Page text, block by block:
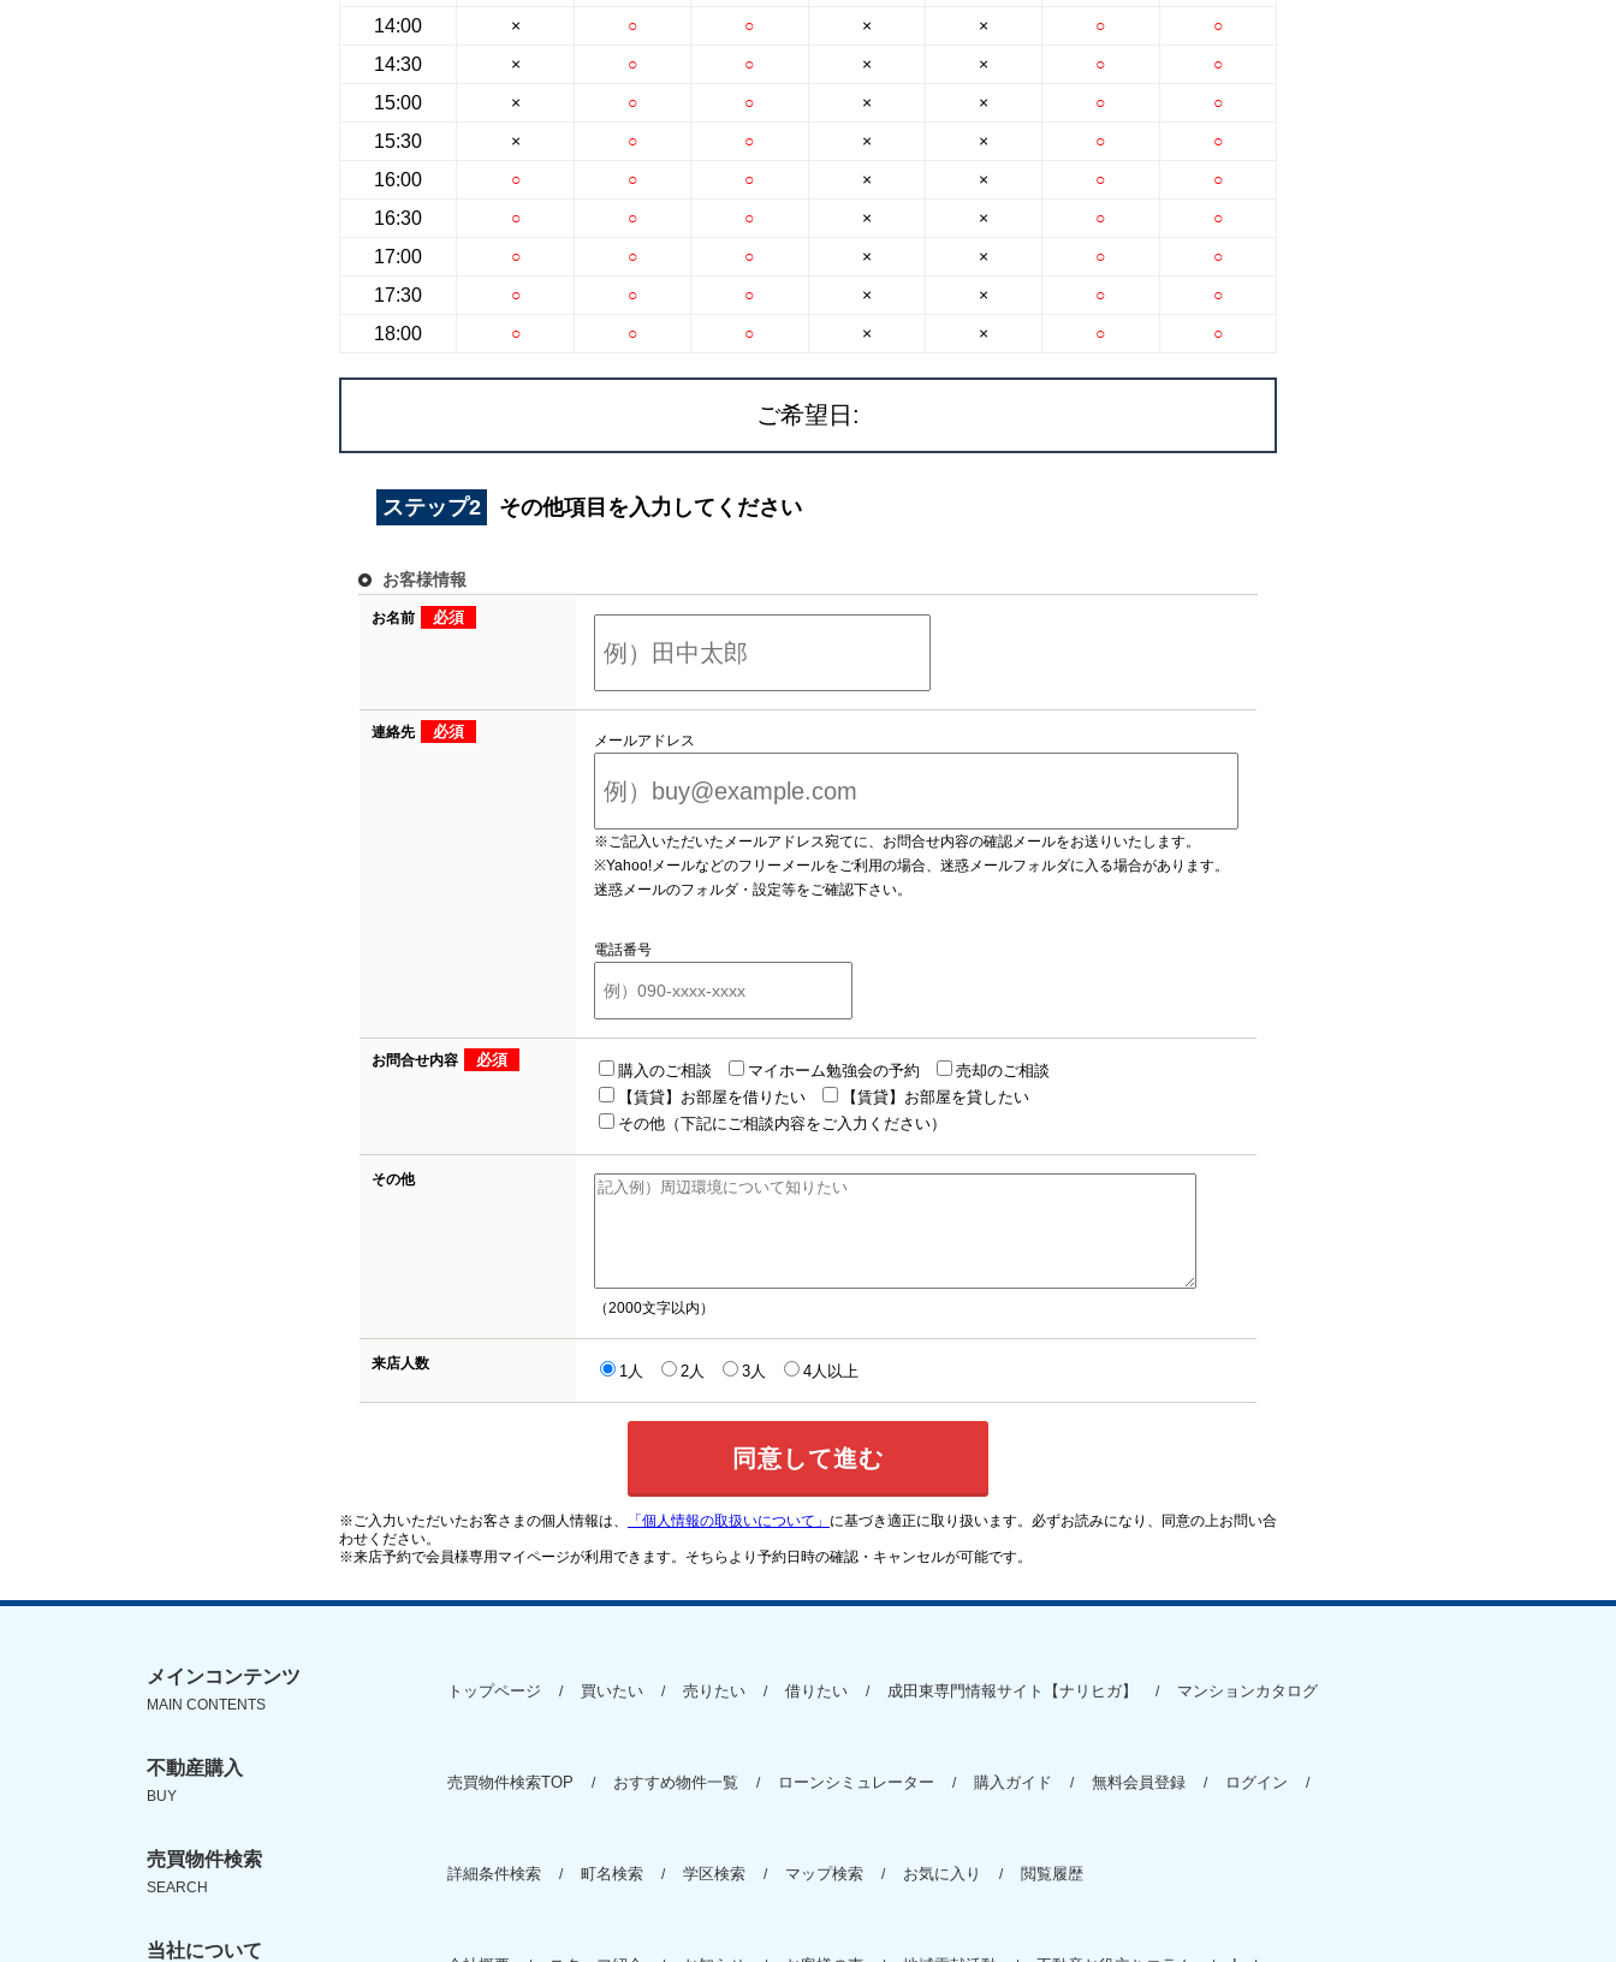
14:00
14:30
15:00
15:30
16:00
16:30
17:00
17:30
18:00
×
×
×
×
○
○
○
○
○
○
○
○
○
○
○
○
○
○
○
○
○
○
○
○
○
○
○
×
×
×
×
×
×
×
×
×
×
×
×
×
×
×
×
×
×
○
○
○
○
○
○
○
○
○
○
○
○
○
○
○
○
○
○
ご希望日:
ステップ2 その他項目を入力してください
お客様情報
お名前 必須
連絡先 必須 メールアドレス
※ご記入いただいたメールアドレス宛てに、お問合せ内容の確認メールをお送りいたします。
※Yahoo!メールなどのフリーメールをご利用の場合、迷惑メールフォルダに入る場合があります。
迷惑メールのフォルダ・設定等をご確認下さい。
電話番号
お問合せ内容 必須
購入のご相談 マイホーム勉強会の予約
売却のご相談
【賃貸】お部屋を借りたい
【賃貸】お部屋を貸したい
その他（下記にご相談内容をご入力ください）
その他
（2000文字以内）
来店人数 1人 2人 3人 4人以上
※ご入力いただいたお客さまの個人情報は、 「個人情報の取扱いについて」 に基づき適正に取り扱います。必ずお読みになり、同意の上お問い合
わせください。
※来店予約で会員様専用マイページが利用できます。そちらより予約日時の確認・キャンセルが可能です。
メインコンテンツ
MAIN CONTENTS
トップページ 買いたい 売りたい 借りたい 成田東専門情報サイト【ナリヒガ】 マンションカタログ
不動産購入
BUY
売買物件検索TOP おすすめ物件一覧 ローンシミュレーター 購入ガイド 無料会員登録 ログイン
売買物件検索
SEARCH
詳細条件検索 町名検索 学区検索 マップ検索 お気に入り 閲覧履歴
当社について